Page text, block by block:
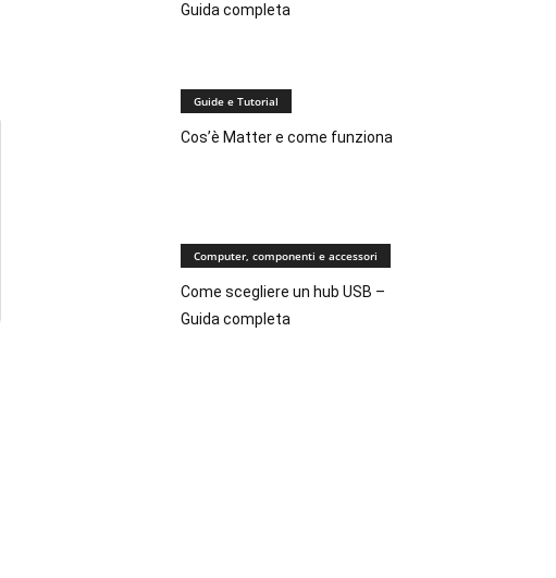
Guida completa
Guide e Tutorial
Cos’è Matter e come funziona
Computer, componenti e accessori
Come scegliere un hub USB –
Guida completa